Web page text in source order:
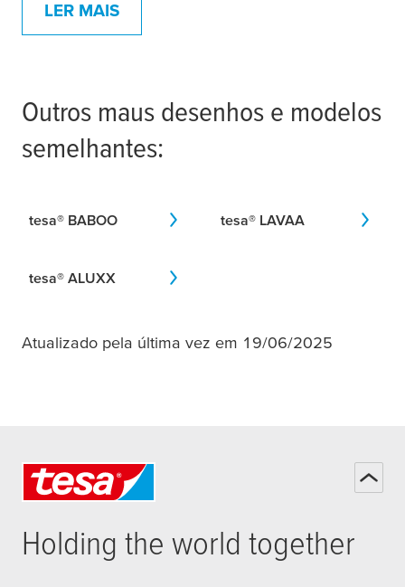
LER MAIS
Outros maus desenhos e modelos
semelhantes:
tesa® BABOO tesa® LAVAA
tesa® ALUXX
Atualizado pela última vez em 19/06/2025
Holding the world together